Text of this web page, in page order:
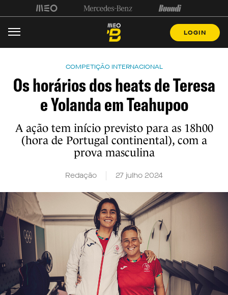
LOGIN
COMPETIÇÃO INTERNACIONAL
Os horários dos heats de Teresa
e Yolanda em Teahupoo
A ação tem início previsto para as 18h00
(hora de Portugal continental), com a
prova masculina
Redação 27 julho 2024